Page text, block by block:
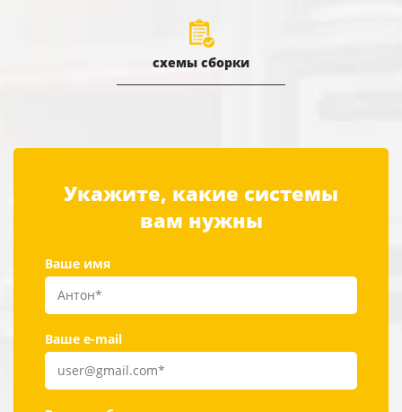
схемы сборки
Укажите, какие системы
вам нужны
Ваше имя
Ваше e-mail